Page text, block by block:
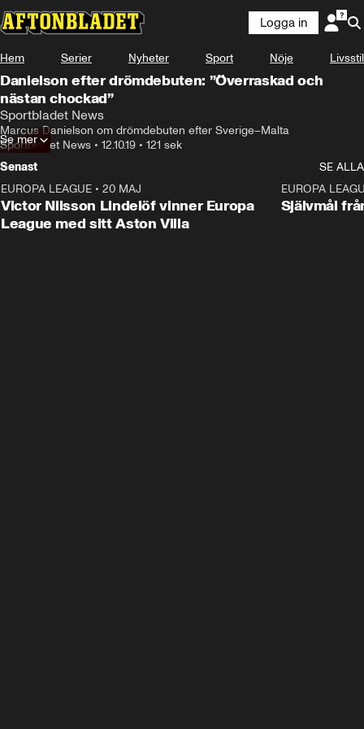
Logga in
Hem Serier Nyheter Sport Nöje Livsstil
Danielson efter drömdebuten: ”Överraskad och
nästan chockad”
Sportbladet News
Marcus Danielson om drömdebuten efter Sverige–Malta
Sportbladet News • 12.10.19 • 121 sek
Se mer
Senast
SE ALLA
EUROPA LEAGUE • 20 MAJ
Victor Nilsson Lindelöf vinner Europa
League med sitt Aston Villa
EUROPA
Självmål